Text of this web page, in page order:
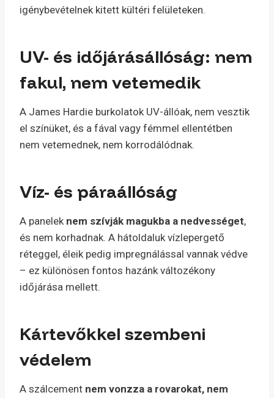
igénybevételnek kitett kültéri felületeken.
UV- és időjárásállóság: nem
fakul, nem vetemedik
A James Hardie burkolatok UV-állóak, nem vesztik
el színüket, és a fával vagy fémmel ellentétben
nem vetemednek, nem korrodálódnak.
Víz- és páraállóság
A panelek nem szívják magukba a nedvességet,
és nem korhadnak. A hátoldaluk vízlepergető
réteggel, éleik pedig impregnálással vannak védve
– ez különösen fontos hazánk változékony
időjárása mellett.
Kártevőkkel szembeni
védelem
A szálcement nem vonzza a rovarokat, nem